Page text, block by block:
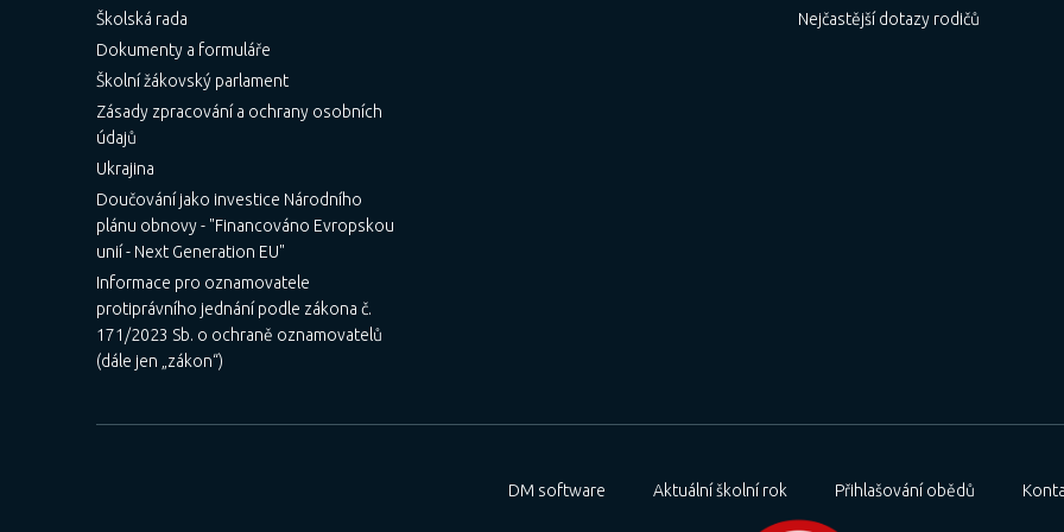
Školská rada
Dokumenty a formuláře
Školní žákovský parlament
Zásady zpracování a ochrany osobních
údajů
Ukrajina
Doučování jako investice Národního
plánu obnovy - "Financováno Evropskou
unií - Next Generation EU"
Informace pro oznamovatele
protiprávního jednání podle zákona č.
171/2023 Sb. o ochraně oznamovatelů
(dále jen „zákon“)
Nejčastější dotazy rodičů
DM software Aktuální školní rok Přihlašování obědů